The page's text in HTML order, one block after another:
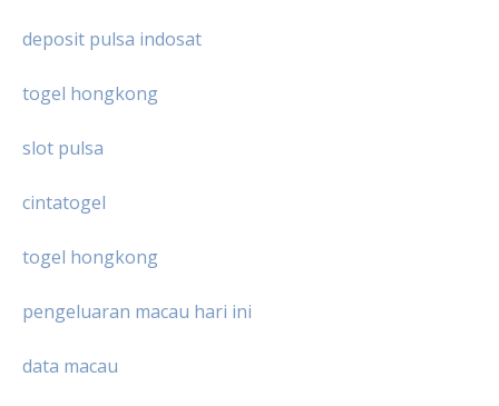
deposit pulsa indosat
togel hongkong
slot pulsa
cintatogel
togel hongkong
pengeluaran macau hari ini
data macau